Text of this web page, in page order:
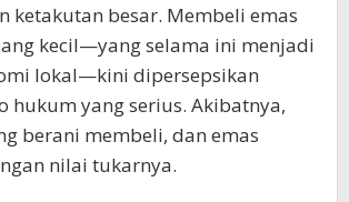
ketakutan besar. Membeli emas
kecil—yang selama ini menjadi
lokal—kini dipersepsikan
hukum yang serius. Akibatnya,
berani membeli, dan emas
nilai tukarnya.